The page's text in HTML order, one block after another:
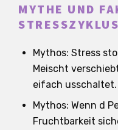
MYTHE UND
STRESSZYKLUS
Mythos: Stress
Meischt
eifach usschaltet.
Mythos: Wenn d
Fruchtbarkeit